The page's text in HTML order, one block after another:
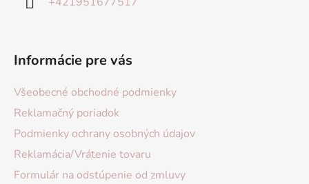
Informácie pre vás
Všeobecné obchodné podmienky
Reklamačný poriadok
Podmienky ochrany osobných údajov
Reklamácia/Vrátenie tovaru
Formulár na odstúpenie od zmluvy